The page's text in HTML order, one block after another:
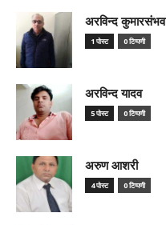
अरविन्द कुमारसंभव
1 पोस्ट 0 टिप्पणी
अरविन्द यादव
5 पोस्ट 0 टिप्पणी
अरुण आशरी
4 पोस्ट 0 टिप्पणी